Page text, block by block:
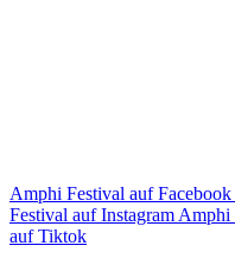
Amphi Festival auf Facebook
Festival auf Instagram Amphi
auf Tiktok